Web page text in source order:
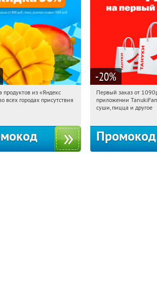
Получили:
продуктов из «Яндекс
всех городах присутствия
-20%
13:20:32
Россия
Первый заказ от
приложении
суши, пицца и другое
Промокод